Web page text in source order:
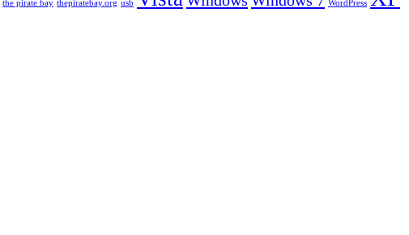
the pirate bay thepiratebay.org usb WordPress